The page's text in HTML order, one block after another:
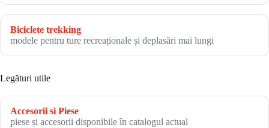
Biciclete trekking
modele pentru ture recreaționale și deplasări mai lungi
Legături utile
Accesorii si Piese
piese și accesorii disponibile în catalogul actual